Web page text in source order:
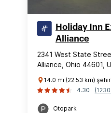
Holiday Inn
Alliance
2341 West State
Alliance, Ohio 44601,
14.0 mi (22.53 km)
4.30
Otopark